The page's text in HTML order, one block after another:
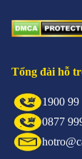
Tổng đài hỗ
1900 99
0877